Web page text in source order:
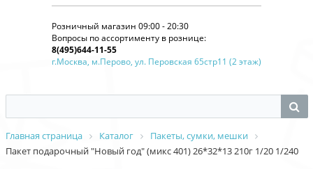
Розничный магазин 09:00 - 20:30
Вопросы по ассортименту в рознице:
8(495)644-11-55
г.Москва, м.Перово, ул. Перовская 65стр11 (2 этаж)
Главная страница Каталог
Пакеты, сумки, мешки
Пакет подарочный "Новый год" (микс 401) 26*32*13 210г 1/20 1/240